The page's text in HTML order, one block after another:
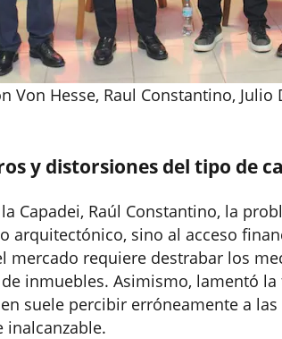
Von Hesse, Raul Constantino, Julio
y distorsiones del tipo de
Capadei, Raúl Constantino, la
arquitectónico, sino al acceso
mercado requiere destrabar los
inmuebles. Asimismo, lamentó
suele percibir erróneamente a
inalcanzable.